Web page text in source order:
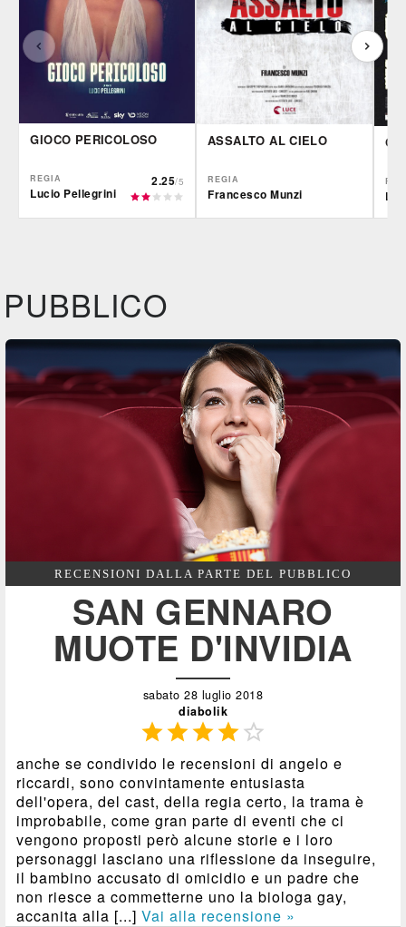
GIOCO PERICOLOSO
REGIA
Lucio Pellegrini
2.25/5
ASSALTO AL CIELO
REGIA
Francesco Munzi
PUBBLICO
RECENSIONI DALLA PARTE DEL PUBBLICO
SAN GENNARO
MUOTE D'INVIDIA
sabato 28 luglio 2018
diabolik

anche se condivido le recensioni di angelo e
riccardi, sono convintamente entusiasta
dell'opera, del cast, della regia certo, la trama è
improbabile, come gran parte di eventi che ci
vengono proposti però alcune storie e i loro
personaggi lasciano una riflessione da inseguire,
il bambino accusato di omicidio e un padre che
non riesce a commetterne uno la biologa gay,
accanita alla [...]Vai alla recensione »